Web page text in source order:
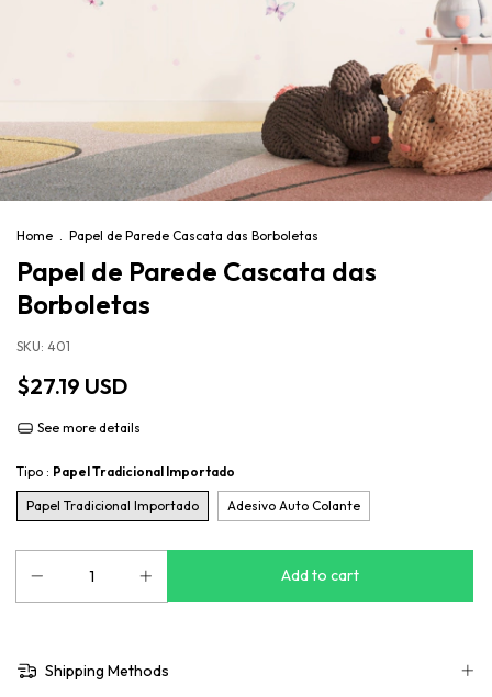
Home . Papel de Parede Cascata das Borboletas
Papel de Parede Cascata das
Borboletas
SKU: 401
$27.19 USD
See more details
Tipo : Papel Tradicional Importado
Papel Tradicional Importado Adesivo Auto Colante
Shipping Methods